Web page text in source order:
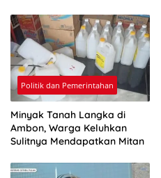
Politik dan Pemerintahan
Minyak Tanah Langka di
Ambon, Warga Keluhkan
Sulitnya Mendapatkan Mitan